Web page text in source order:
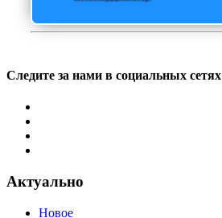
Следите за нами в социальных сетях
Актуально
Новое